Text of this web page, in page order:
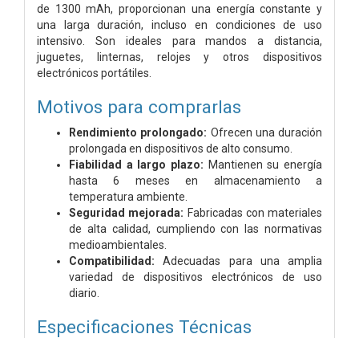
de 1300 mAh, proporcionan una energía constante y
una larga duración, incluso en condiciones de uso
intensivo. Son ideales para mandos a distancia,
juguetes, linternas, relojes y otros dispositivos
electrónicos portátiles.
Motivos para comprarlas
Rendimiento prolongado: Ofrecen una duración
prolongada en dispositivos de alto consumo.
Fiabilidad a largo plazo: Mantienen su energía
hasta 6 meses en almacenamiento a
temperatura ambiente.
Seguridad mejorada: Fabricadas con materiales
de alta calidad, cumpliendo con las normativas
medioambientales.
Compatibilidad: Adecuadas para una amplia
variedad de dispositivos electrónicos de uso
diario.
Especificaciones Técnicas